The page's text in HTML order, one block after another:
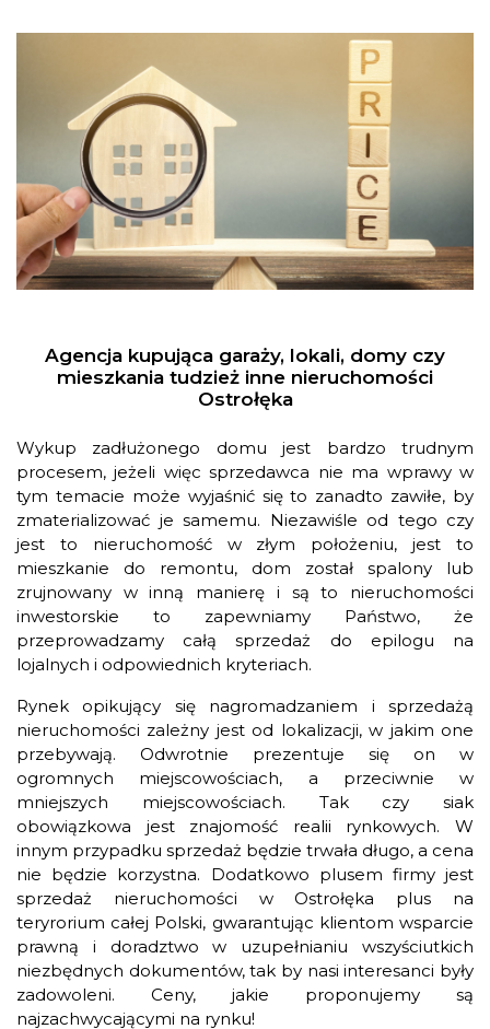
Agencja kupująca garaży, lokali, domy czy
mieszkania tudzież inne nieruchomości
Ostrołęka
Wykup zadłużonego domu jest bardzo trudnym
procesem, jeżeli więc sprzedawca nie ma wprawy w
tym temacie może wyjaśnić się to zanadto zawiłe, by
zmaterializować je samemu. Niezawiśle od tego czy
jest to nieruchomość w złym położeniu, jest to
mieszkanie do remontu, dom został spalony lub
zrujnowany w inną manierę i są to nieruchomości
inwestorskie to zapewniamy Państwo, że
przeprowadzamy całą sprzedaż do epilogu na
lojalnych i odpowiednich kryteriach.
Rynek opikujący się nagromadzaniem i sprzedażą
nieruchomości zależny jest od lokalizacji, w jakim one
przebywają. Odwrotnie prezentuje się on w
ogromnych miejscowościach, a przeciwnie w
mniejszych miejscowościach. Tak czy siak
obowiązkowa jest znajomość realii rynkowych. W
innym przypadku sprzedaż będzie trwała długo, a cena
nie będzie korzystna. Dodatkowo plusem firmy jest
sprzedaż nieruchomości w Ostrołęka plus na
teryrorium całej Polski, gwarantując klientom wsparcie
prawną i doradztwo w uzupełnianiu wszyściutkich
niezbędnych dokumentów, tak by nasi interesanci były
zadowoleni. Ceny, jakie proponujemy są
najzachwycającymi na rynku!